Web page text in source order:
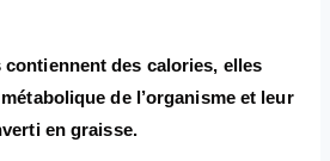
des calories, elles
de l’organisme et leur
en graisse.